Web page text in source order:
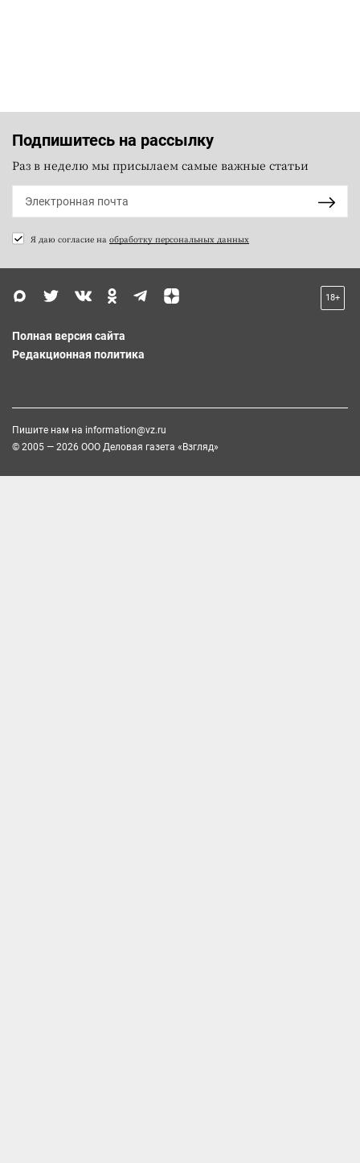
Подпишитесь на рассылку
Раз в неделю мы присылаем самые важные статьи
Я даю согласие на обработку персональных данных
18+
Полная версия сайта
Редакционная политика
Пишите нам на information@vz.ru
© 2005 — 2026 ООО Деловая газета «Взгляд»